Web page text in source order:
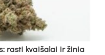
ras­ti kvai­ša­lai ir ži­nia